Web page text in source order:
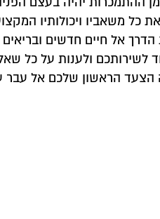
כל משאביו ויכולותיו
אל חיים חדשים
לשירותכם ולענות על כל
הראשון שלכם אל עבר